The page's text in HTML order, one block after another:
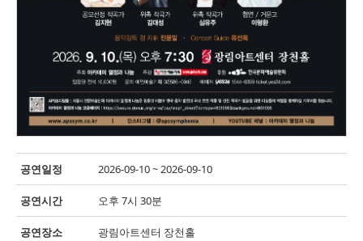
공연일정 2026-09-10 ~ 2026-09-10
공연시간 오후 7시 30분
공연장소 광림아트센터 장천홀